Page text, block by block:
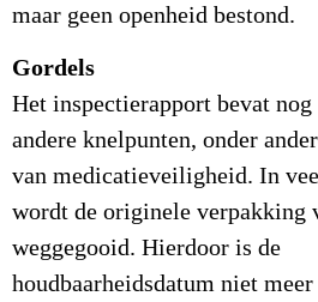
maar geen openheid bestond.
Gordels
Het inspectierapport bevat nog
andere knelpunten, onder
van medicatieveiligheid. In
wordt de originele verpakking
weggegooid. Hierdoor is de
houdbaarheidsdatum niet